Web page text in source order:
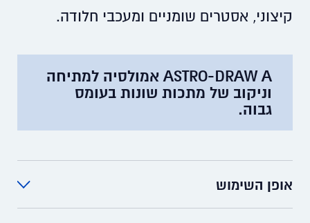
קיצוני, אסטרים שומניים ומעכבי חלודה.
ASTRO-DRAW A אמולסיה למתיחה
וניקוב של מתכות שונות בעומס
גבוה.
אופן השימוש
אריזות: IBC 1000 L, Drum 55 gal, Can 25 L